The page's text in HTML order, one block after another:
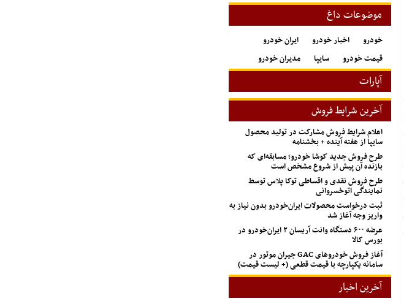
موضوعات داغ
خودرو اخبار خودرو
ایران خودرو
قیمت خودرو
سایپا مدیران خودرو
آپارات
آخرین شرایط فروش
اعلام شرایط فروش مشارکت در تولید محصول
سایپا از هفته آینده + بخشنامه
طرح فروش جدید کوشا خودرو؛ مسابقه‌ای که
بازنده آن پیش از شروع مشخص است
طرح فروش نقدی و اقساطی توکا پلاس توسط
نمایندگی اتوخسروانی
ثبت درخواست محصولات ایران‌خودرو بدون نیاز به
واریز وجه آغاز شد
عرضه ۶۰۰ دستگاه وانت آریسان ۲ ایران‌خودرو در
بورس کالا
آغاز فروش خودروهای GAC جیران موتور در
سامانه یکپارچه با قیمت قطعی (+ لیست قیمت)
آخرین اخبار